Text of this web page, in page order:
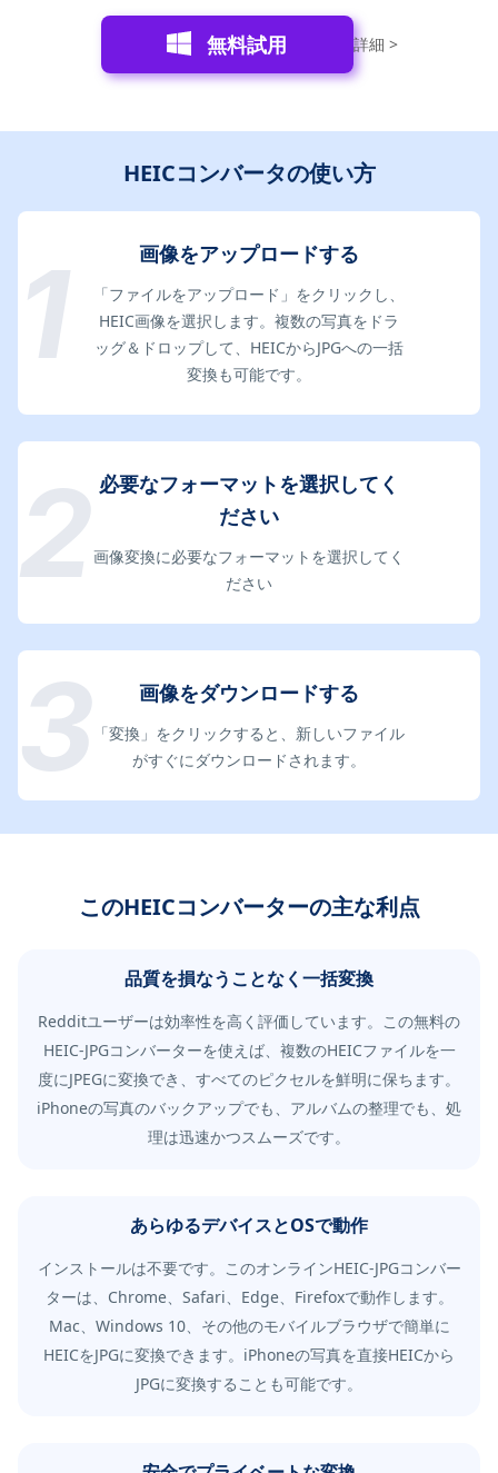
無料試用 詳細 >
HEICコンバータの使い方
画像をアップロードする
「ファイルをアップロード」をクリックし、
HEIC画像を選択します。複数の写真をドラ
ッグ＆ドロップして、HEICからJPGへの一括
変換も可能です。
必要なフォーマットを選択してく
ださい
画像変換に必要なフォーマットを選択してく
ださい
画像をダウンロードする
「変換」をクリックすると、新しいファイル
がすぐにダウンロードされます。
このHEICコンバーターの主な利点
品質を損なうことなく一括変換
Redditユーザーは効率性を高く評価しています。この無料の
HEIC-JPGコンバーターを使えば、複数のHEICファイルを一
度にJPEGに変換でき、すべてのピクセルを鮮明に保ちます。
iPhoneの写真のバックアップでも、アルバムの整理でも、処
理は迅速かつスムーズです。
あらゆるデバイスとOSで動作
インストールは不要です。このオンラインHEIC-JPGコンバー
ターは、Chrome、Safari、Edge、Firefoxで動作します。
Mac、Windows 10、その他のモバイルブラウザで簡単に
HEICをJPGに変換できます。iPhoneの写真を直接HEICから
JPGに変換することも可能です。